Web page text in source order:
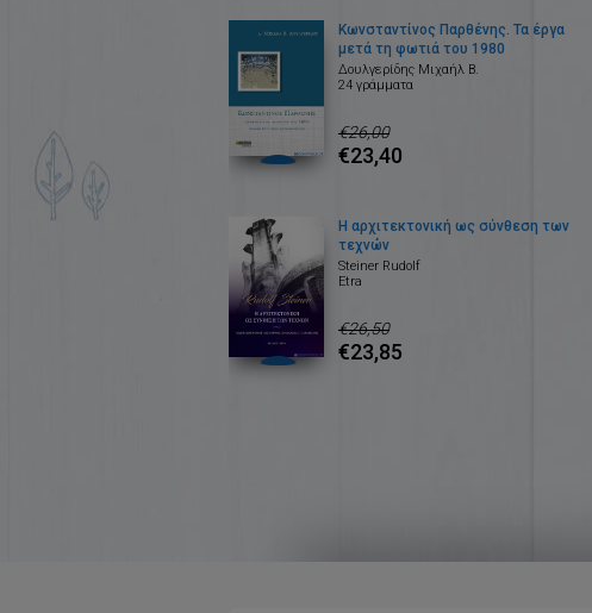
Κωνσταντίνος Παρθένης. Τα έργα
μετά τη φωτιά του 1980
Δουλγερίδης Μιχαήλ Β.
24 γράμματα
€26,00
€23,40
Η αρχιτεκτονική ως σύνθεση των
τεχνών
Steiner Rudolf
Etra
€26,50
€23,85